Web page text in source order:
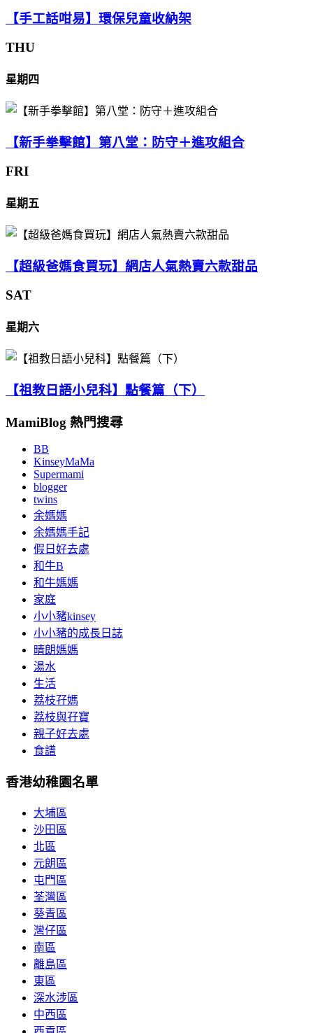
【手工話咁易】環保兒童收納架
THU
星期四
【新手拳擊館】第八堂：防守＋進攻組合
FRI
星期五
【超級爸媽食買玩】網店人氣熱賣六款甜品
SAT
星期六
【祖教日語小兒科】點餐篇（下）
MamiBlog 熱門搜尋
BB
KinseyMaMa
Supermami
blogger
twins
余媽媽
余媽媽手記
假日好去處
和牛B
和牛媽媽
家庭
小小豬kinsey
小小豬的成長日誌
晴朗媽媽
湯水
生活
荔枝孖媽
荔枝與孖寶
親子好去處
食譜
香港幼稚園名單
大埔區
沙田區
北區
元朗區
屯門區
荃灣區
葵青區
灣仔區
南區
離島區
東區
深水涉區
中西區